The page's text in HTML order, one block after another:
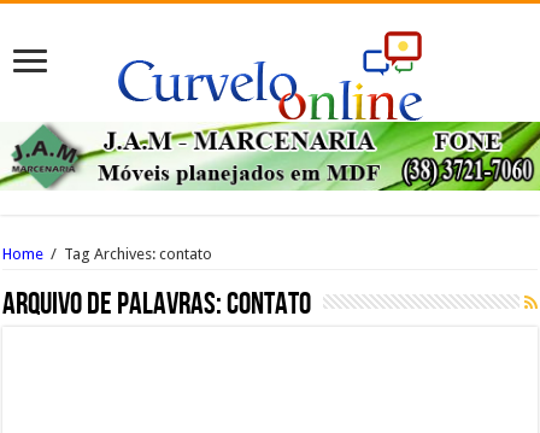
Home / Tag Archives: contato
Arquivo de palavras:contato